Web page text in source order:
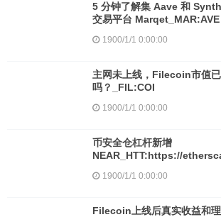
5 分钟了解集 Aave 和
交易平台 Marqet_MAR:AVE
1900/1/1 0:00:00
主网未上线，Filecoin市值
吗？_FIL:COI
1900/1/1 0:00:00
币安全仓杠杆新增
NEAR_HTT:https://
1900/1/1 0:00:00
Filecoin上线后真实收益和